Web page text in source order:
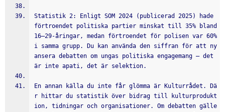
Statistik 2: Enligt SOM 2024 (publicerad 2025) hade
förtroendet politiska partier minskat till 35% bland
16–29-åringar, medan förtroendet för polisen var 60%
i samma grupp. Du kan använda den siffran för att ny
ansera debatten om ungas politiska engagemang – det
är inte apati, det är selektion.
En annan källa du inte får glömma är Kulturrådet. Dä
r hittar du statistik över bidrag till kulturprodukt
ion, tidningar och organisationer. Om debatten gälle